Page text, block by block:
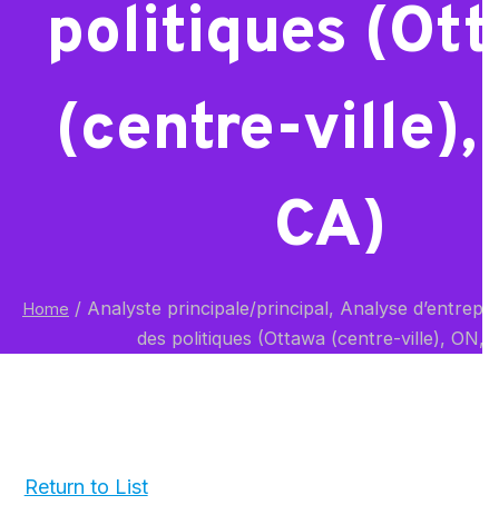
politiques
(centre-ville),
CA)
Home / Analyste principale/principal, Analyse
des politiques (Ottawa (centre-ville), ON,
Return to List